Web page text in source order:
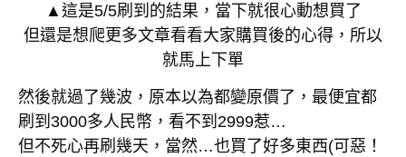
▲這是5/5刷到的結果，當下就很心動想買了
但還是想爬更多文章看看大家購買後的心得，所以
就馬上下單
然後就過了幾波，原本以為都變原價了，最便宜都
刷到3000多人民幣，看不到2999惹…
但不死心再刷幾天，當然…也買了好多東西(可惡！